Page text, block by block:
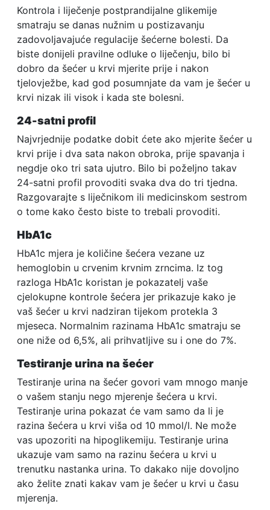
Kontrola i liječenje postprandijalne glikemije
smatraju se danas nužnim u postizavanju
zadovoljavajuće regulacije šećerne bolesti. Da
biste donijeli pravilne odluke o liječenju, bilo bi
dobro da šećer u krvi mjerite prije i nakon
tjelovježbe, kad god posumnjate da vam je šećer u
krvi nizak ili visok i kada ste bolesni.
24-satni profil
Najvrjednije podatke dobit ćete ako mjerite šećer u
krvi prije i dva sata nakon obroka, prije spavanja i
negdje oko tri sata ujutro. Bilo bi poželjno takav
24-satni profil provoditi svaka dva do tri tjedna.
Razgovarajte s liječnikom ili medicinskom sestrom
o tome kako često biste to trebali provoditi.
HbA1c
HbA1c mjera je količine šećera vezane uz
hemoglobin u crvenim krvnim zrncima. Iz tog
razloga HbA1c koristan je pokazatelj vaše
cjelokupne kontrole šećera jer prikazuje kako je
vaš šećer u krvi nadziran tijekom protekla 3
mjeseca. Normalnim razinama HbA1c smatraju se
one niže od 6,5%, ali prihvatljive su i one do 7%.
Testiranje urina na šećer
Testiranje urina na šećer govori vam mnogo manje
o vašem stanju nego mjerenje šećera u krvi.
Testiranje urina pokazat će vam samo da li je
razina šećera u krvi viša od 10 mmol/l. Ne može
vas upozoriti na hipoglikemiju. Testiranje urina
ukazuje vam samo na razinu šećera u krvi u
trenutku nastanka urina. To dakako nije dovoljno
ako želite znati kakav vam je šećer u krvi u času
mjerenja.